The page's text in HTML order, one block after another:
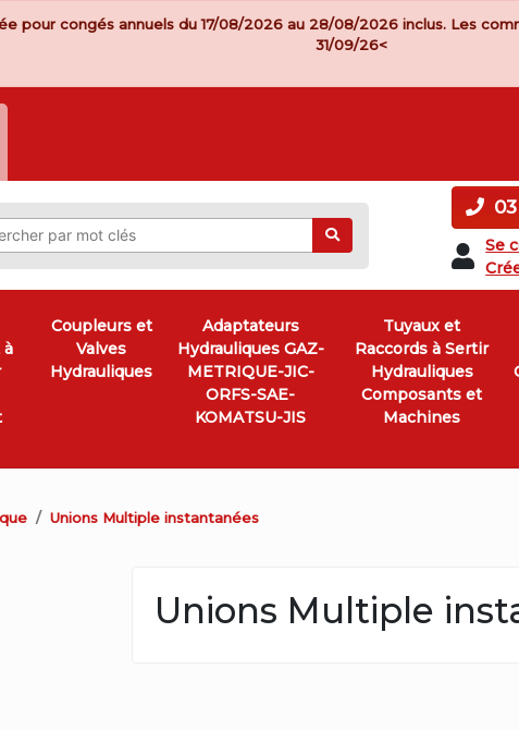
pour congés annuels du 17/08/2026 au 28/08/2026 inclus. Les
31/09/26<
Ok
Se
Coupleurs et
Valves
Hydrauliques
Adaptateurs
Hydrauliques GAZ-
METRIQUE-JIC-
ORFS-SAE-
KOMATSU-JIS
Tuyaux et
Raccords à Sertir
Hydrauliques
Composants et
Machines
Unions Multiple instantanées
Unions Multiple